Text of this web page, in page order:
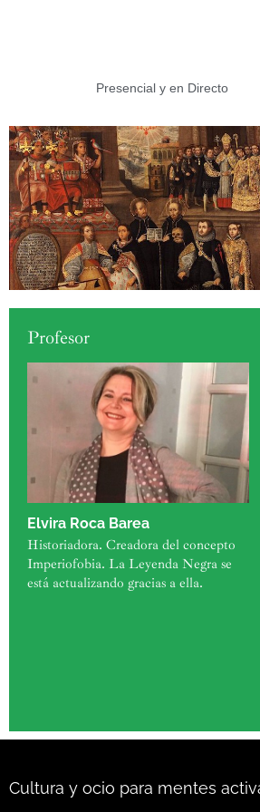
Presencial y en Directo
Profesor
Elvira Roca Barea
Historiadora. Creadora del concepto
Imperiofobia. La Leyenda Negra se
está actualizando gracias a ella.
Cultura y ocio para mentes